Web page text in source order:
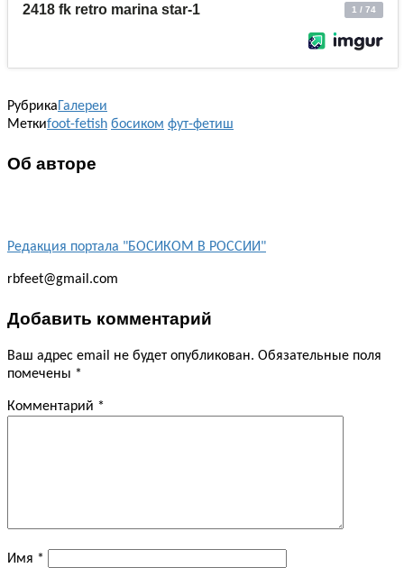
Рубрика Галереи
Меткиfoot-fetish босиком фут-фетиш
Об авторе
Редакция портала "БОСИКОМ В РОССИИ"
rbfeet@gmail.com
Добавить комментарий
Ваш адрес email не будет опубликован. Обязательные поля
помечены *
Комментарий *
Имя *